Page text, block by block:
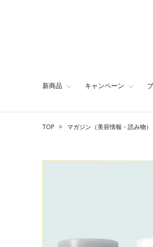
新商品 キャンペーン
TOP マガジン（美容情報・読み物）